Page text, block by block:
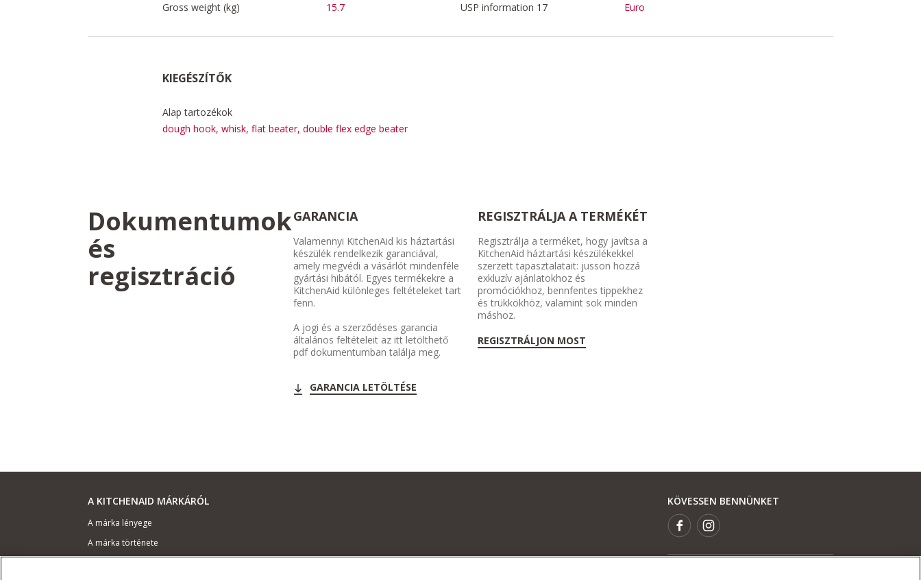
Gross weight (kg)
15.7 USP information 17 Euro
KIEGÉSZÍTŐK
Alap tartozékok
dough hook, whisk, flat beater, double flex edge beater
Dokumentumok
és
regisztráció
GARANCIA
Valamennyi KitchenAid kis háztartási
készülék rendelkezik garanciával,
amely megvédi a vásárlót mindenféle
gyártási hibától. Egyes termékekre a
KitchenAid különleges feltételeket tart
fenn.
A jogi és a szerződéses garancia
általános feltételeit az itt letölthető
pdf dokumentumban találja meg.
GARANCIA LETÖLTÉSE
REGISZTRÁLJA A TERMÉKÉT
Regisztrálja a terméket, hogy javítsa a
KitchenAid háztartási készülékekkel
szerzett tapasztalatait: jusson hozzá
exkluzív ajánlatokhoz és
promóciókhoz, bennfentes tippekhez
és trükkökhöz, valamint sok minden
máshoz.
REGISZTRÁLJON MOST
A KITCHENAID MÁRKÁRÓL
A márka lényege
A márka története
KÖVESSEN BENNÜNKET